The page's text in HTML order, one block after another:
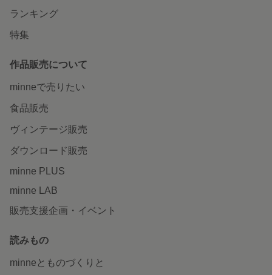
ランキング
特集
作品販売について
minneで売りたい
食品販売
ヴィンテージ販売
ダウンロード販売
minne PLUS
minne LAB
販売支援企画・イベント
読みもの
minneとものづくりと